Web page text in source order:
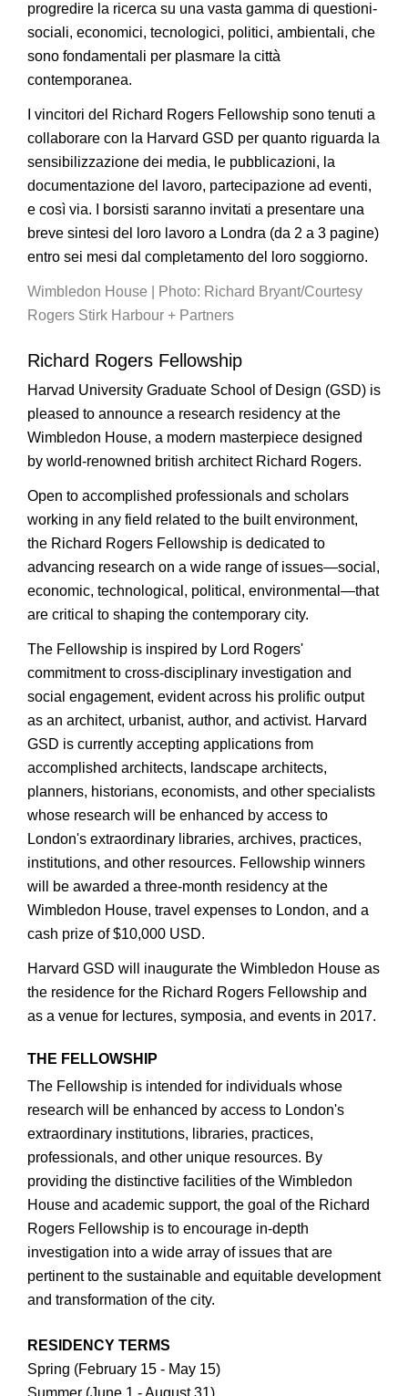
progredire la ricerca su una vasta gamma di questioni-
sociali, economici, tecnologici, politici, ambientali, che
sono fondamentali per plasmare la città
contemporanea.
I vincitori del Richard Rogers Fellowship sono tenuti a
collaborare con la Harvard GSD per quanto riguarda la
sensibilizzazione dei media, le pubblicazioni, la
documentazione del lavoro, partecipazione ad eventi,
e così via. I borsisti saranno invitati a presentare una
breve sintesi del loro lavoro a Londra (da 2 a 3 pagine)
entro sei mesi dal completamento del loro soggiorno.
Wimbledon House | Photo: Richard Bryant/Courtesy
Rogers Stirk Harbour + Partners
Richard Rogers Fellowship
Harvad University Graduate School of Design (GSD) is
pleased to announce a research residency at the
Wimbledon House, a modern masterpiece designed
by world-renowned british architect Richard Rogers.
Open to accomplished professionals and scholars
working in any field related to the built environment,
the Richard Rogers Fellowship is dedicated to
advancing research on a wide range of issues—social,
economic, technological, political, environmental—that
are critical to shaping the contemporary city.
The Fellowship is inspired by Lord Rogers'
commitment to cross-disciplinary investigation and
social engagement, evident across his prolific output
as an architect, urbanist, author, and activist. Harvard
GSD is currently accepting applications from
accomplished architects, landscape architects,
planners, historians, economists, and other specialists
whose research will be enhanced by access to
London's extraordinary libraries, archives, practices,
institutions, and other resources. Fellowship winners
will be awarded a three-month residency at the
Wimbledon House, travel expenses to London, and a
cash prize of $10,000 USD.
Harvard GSD will inaugurate the Wimbledon House as
the residence for the Richard Rogers Fellowship and
as a venue for lectures, symposia, and events in 2017.
THE FELLOWSHIP
The Fellowship is intended for individuals whose
research will be enhanced by access to London's
extraordinary institutions, libraries, practices,
professionals, and other unique resources. By
providing the distinctive facilities of the Wimbledon
House and academic support, the goal of the Richard
Rogers Fellowship is to encourage in-depth
investigation into a wide array of issues that are
pertinent to the sustainable and equitable development
and transformation of the city.
RESIDENCY TERMS
Spring (February 15 - May 15)
Summer (June 1 - August 31)